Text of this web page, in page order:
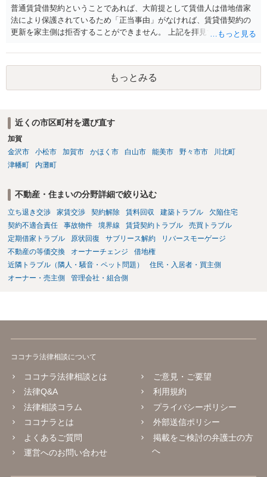
普通賃貸借契約ということであれば、大前提として賃借人は借地借家
法により保護されているため「正当事由」がなければ、賃貸借契約の
更新を家主側は拒否することができません。 上記を拝見する限り、通
定期確認させてもらないこと」が直ちに正当事由に当たるとは思えま
せんので、更新拒絶を拒否される方向性でよろしいかと存じます。 そ
の交渉の中で、一定の金銭をもらえれば退去には応じる旨交渉をして
みるのはいかがでしょうか。 過去に賃借人の許可なく無断で賃貸人が
立する可能性がありますので、これを理由に一定の金銭賠償を求める
のも一つでしょう。
もっとみる
近くの市区町村を選び直す
加賀
金沢市
小松市 加賀市 かほく市 白山市 能美市 野々市市
川北町
津幡町
内灘町
不動産・住まいの分野詳細で絞り込む
立ち退き交渉 家賃交渉 契約解除 賃料回収 建築トラブル
欠陥住宅
契約不適合責任
事故物件 境界線 賃貸契約トラブル
売買トラブル
定期借家トラブル
原状回復 サブリース解約
リバースモーゲージ
不動産の等価交換
オーナーチェンジ
借地権
近隣トラブル（隣人・騒音・ペット問題）
住民・入居者・買主側
オーナー・売主側
管理会社・組合側
ココナラ法律相談について
ココナラ法律相談とは
法律Q&A
法律相談コラム
ココナラとは
よくあるご質問
運営へのお問い合わせ
ご意見・ご要望
利用規約
プライバシーポリシー
外部送信ポリシー
掲載をご検討の弁護士の方
へ